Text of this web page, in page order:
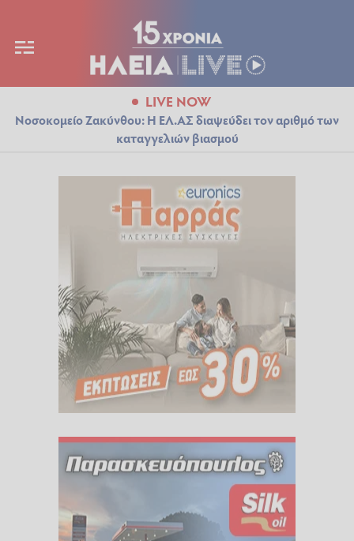
LIVE NOW
Νοσοκομείο Ζακύνθου: Η ΕΛ.ΑΣ διαψεύδει τον αριθμό των
καταγγελιών βιασμού